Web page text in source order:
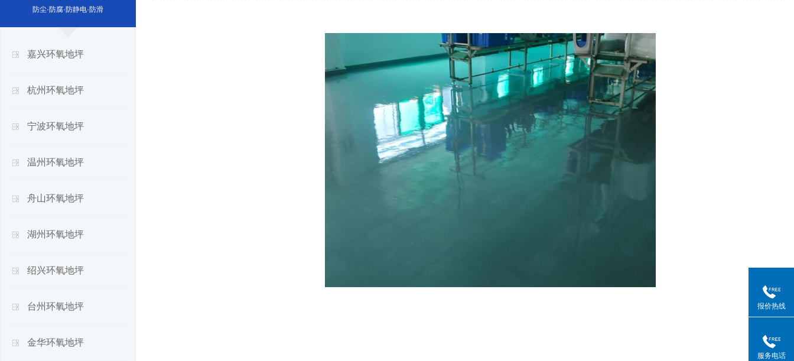
防尘·防腐·防静电·防滑
嘉兴环氧地坪
杭州环氧地坪
宁波环氧地坪
温州环氧地坪
舟山环氧地坪
湖州环氧地坪
绍兴环氧地坪
台州环氧地坪
金华环氧地坪
报价热线
服务电话